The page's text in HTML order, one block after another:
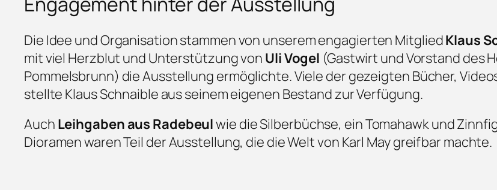
Die Idee und Organisation stammen von unserem engagierten MitgliedKlaus
mit viel Herzblut und Unterstützung von Uli Vogel (Gastwirt und Vorstand des
Pommelsbrunn) die Ausstellung ermöglichte. Viele der gezeigten Bücher,
stellte Klaus Schnaible aus seinem eigenen Bestand zur Verfügung.
Auch Leihgaben aus Radebeulwie die Silberbüchse, ein Tomahawk und
Dioramen waren Teil der Ausstellung, die die Welt von Karl May greifbar machte.